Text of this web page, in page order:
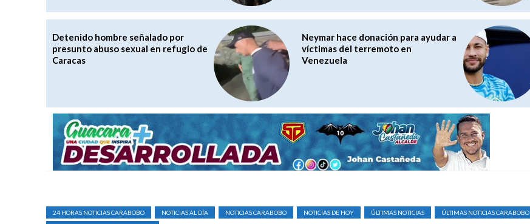
Detenido hombre señalado por
presunto abuso sexual en refugio de
Caracas
Neymar hace donación para ayudar a
víctimas del terremoto en
Venezuela
24 HORAS NOTICIAS CARABOBO NOTICIAS AL DÍA NOTICIAS CARABOBO NOTICIAS DE HOY ÚLTIMAS NOTICIAS
ÚLTIMAS NOTICIAS CARABOBO